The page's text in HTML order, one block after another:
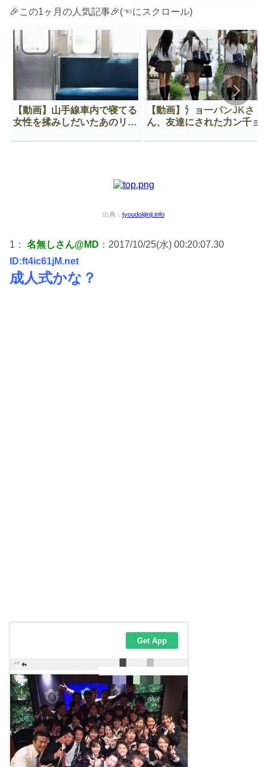
🎉この1ヶ月の人気記事🎉(☜にスクロール)
【動画】山手線車内で寝てる
女性を揉みしだいたあのリー
【動画】氵ョ一パンJKさ
ん、友達にされた力ン千ョ
出典： tyoudoiijinji.info
1： 名無しさん@MD ：2017/10/25(水) 00:20:07.30
ID:ft4ic61jM.net
成人式かな？